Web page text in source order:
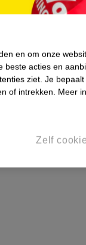
en om onze
beste acties en
ziet. Je
of intrekken. Meer
Zelf